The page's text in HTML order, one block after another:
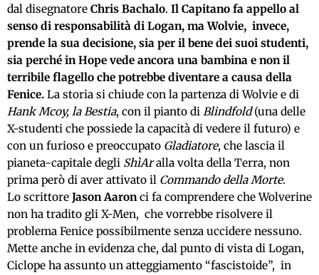
dal disegnatore Chris Bachalo. Il Capitano fa appello al
senso di responsabilità di Logan, ma Wolvie, invece,
prende la sua decisione, sia per il bene dei suoi studenti,
sia perché in Hope vede ancora una bambina e non il
terribile flagello che potrebbe diventare a causa della
Fenice. La storia si chiude con la partenza di Wolvie e di
Hank Mcoy, la Bestia, con il pianto di Blindfold(una delle
X-studenti che possiede la capacità di vedere il futuro) e
con un furioso e preoccupato Gladiatore, che lascia il
pianeta-capitale degli ShìAralla volta della Terra, non
prima però di aver attivato il Commando della Morte.
Lo scrittore Jason Aaronci fa comprendere che Wolverine
non ha tradito gli X-Men, che vorrebbe risolvere il
problema Fenice possibilmente senza uccidere nessuno.
Mette anche in evidenza che, dal punto di vista di Logan,
Ciclope ha assunto un atteggiamento “fascistoide”, in